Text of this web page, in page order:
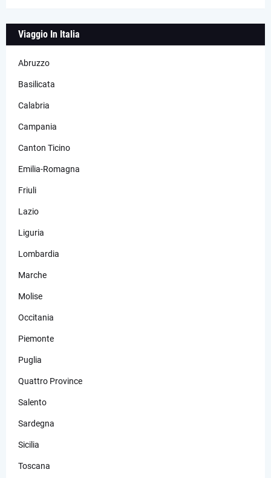
Viaggio In Italia
Abruzzo
Basilicata
Calabria
Campania
Canton Ticino
Emilia-Romagna
Friuli
Lazio
Liguria
Lombardia
Marche
Molise
Occitania
Piemonte
Puglia
Quattro Province
Salento
Sardegna
Sicilia
Toscana